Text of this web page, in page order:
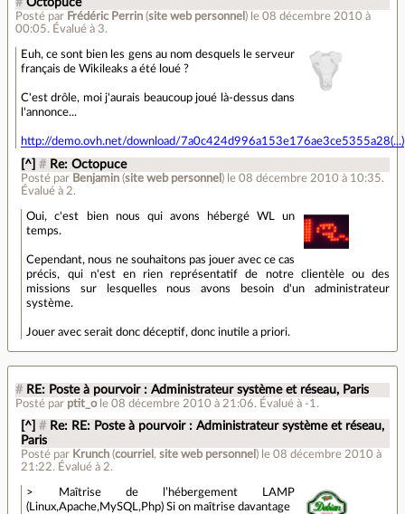
# Octopuce
Posté par Frédéric Perrin (site web personnel ) le 08 décembre 2010 à
00:05. Évalué à 3.
Euh, ce sont bien les gens au nom desquels le serveur
français de Wikileaks a été loué ?
C'est drôle, moi j'aurais beaucoup joué là-dessus dans
l'annonce...
http://demo.ovh.net/download/7a0c424d996a153e176ae3ce5355a28(...)
[^] # Re: Octopuce
Posté par Benjamin (site web personnel ) le 08 décembre 2010 à 10:35.
Évalué à 2.
Oui, c'est bien nous qui avons hébergé WL un
temps.
Cependant, nous ne souhaitons pas jouer avec ce cas
précis, qui n'est en rien représentatif de notre clientèle ou des
missions sur lesquelles nous avons besoin d'un administrateur
système.
Jouer avec serait donc déceptif, donc inutile a priori.
# RE: Poste à pourvoir : Administrateur système et réseau, Paris
Posté par ptit_o le 08 décembre 2010 à 21:06. Évalué à -1 .
[^] # Re: RE: Poste à pourvoir : Administrateur système et réseau,
Paris
Posté par Krunch (courriel ,site web personnel ) le 08 décembre 2010 à
21:22. Évalué à 2.
> Maîtrise de l’hébergement LAMP
(Linux,Apache,MySQL,Php) Si on maîtrise davantage